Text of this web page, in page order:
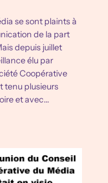
se sont plaints à
de la part
depuis juillet
élu par
Coopérative
tenu plusieurs
et avec…